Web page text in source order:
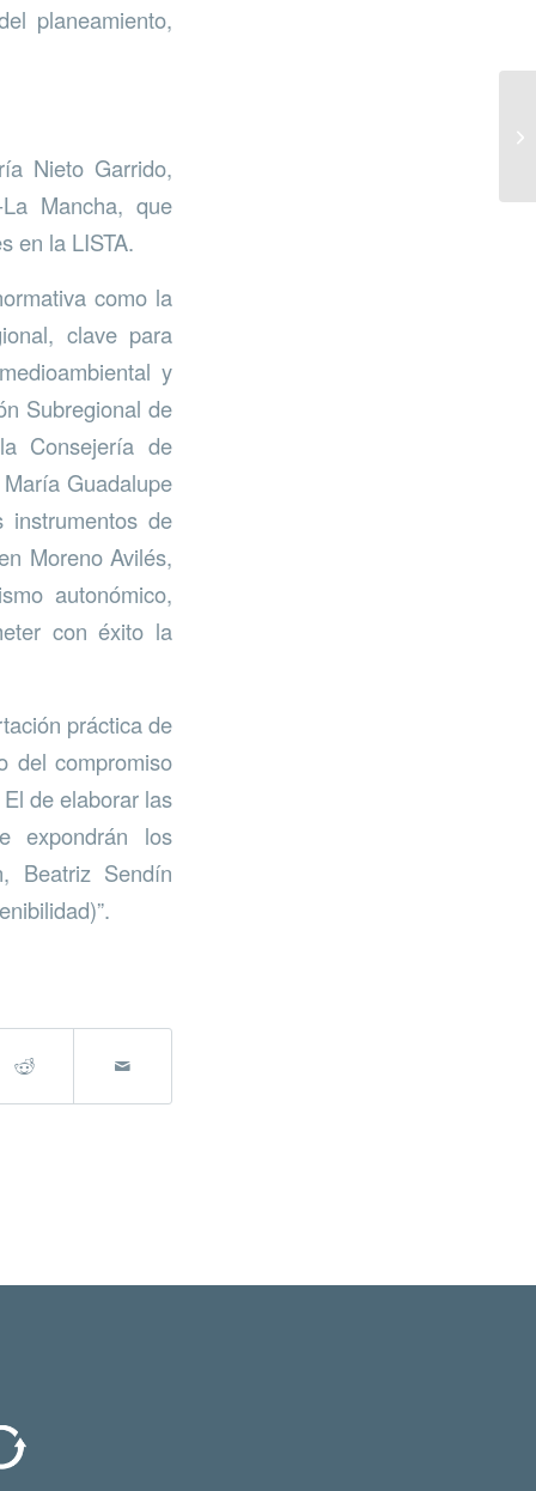
planeamiento,
Nieto Garrido,
Mancha, que
en la LISTA.
como la
clave para
y
Subregional de
Consejería de
Guadalupe
de
Moreno Avilés,
autonómico,
con éxito la
práctica de
del compromiso
de elaborar las
expondrán los
Beatriz Sendín